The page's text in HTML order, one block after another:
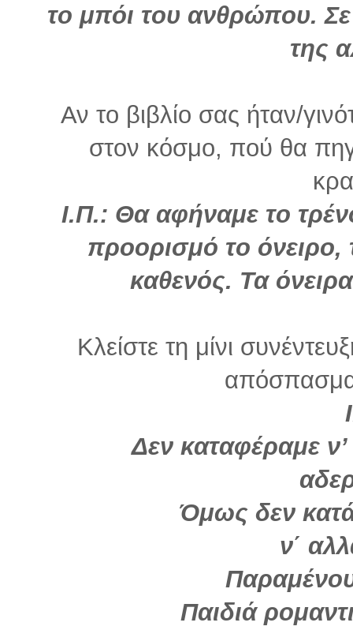
το μπόι του ανθρώπου.
της
Αν το βιβλίο σας ήταν/
στον κόσμο, πού θα
Ι.Π.: Θα αφήναμε το
προορισμό το
καθενός. Τα
Κλείστε τη μίνι
απόσπασμα
Δεν καταφέραμε
Όμως δεν
ν΄
Παιδιά